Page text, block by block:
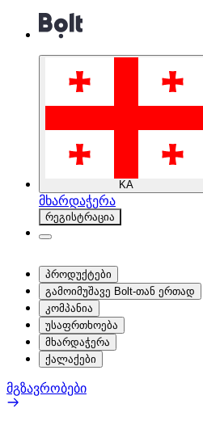
KA
მხარდაჭერა
რეგისტრაცია
პროდუქტები
გამოიმუშავე Bolt-თან ერთად
კომპანია
უსაფრთხოება
მხარდაჭერა
ქალაქები
მგზავრობები